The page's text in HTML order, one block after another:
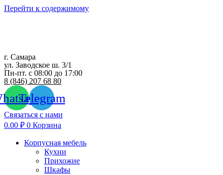
Перейти к содержимому
г. Самара
ул. Заводское ш. 3/1
Пн-пт. с 08:00 до 17:00
8 (846) 207 68 80
Telegram
Связаться с нами
0.00 ₽ 0 Корзина
Корпусная мебель
Кухни
Прихожие
Шкафы